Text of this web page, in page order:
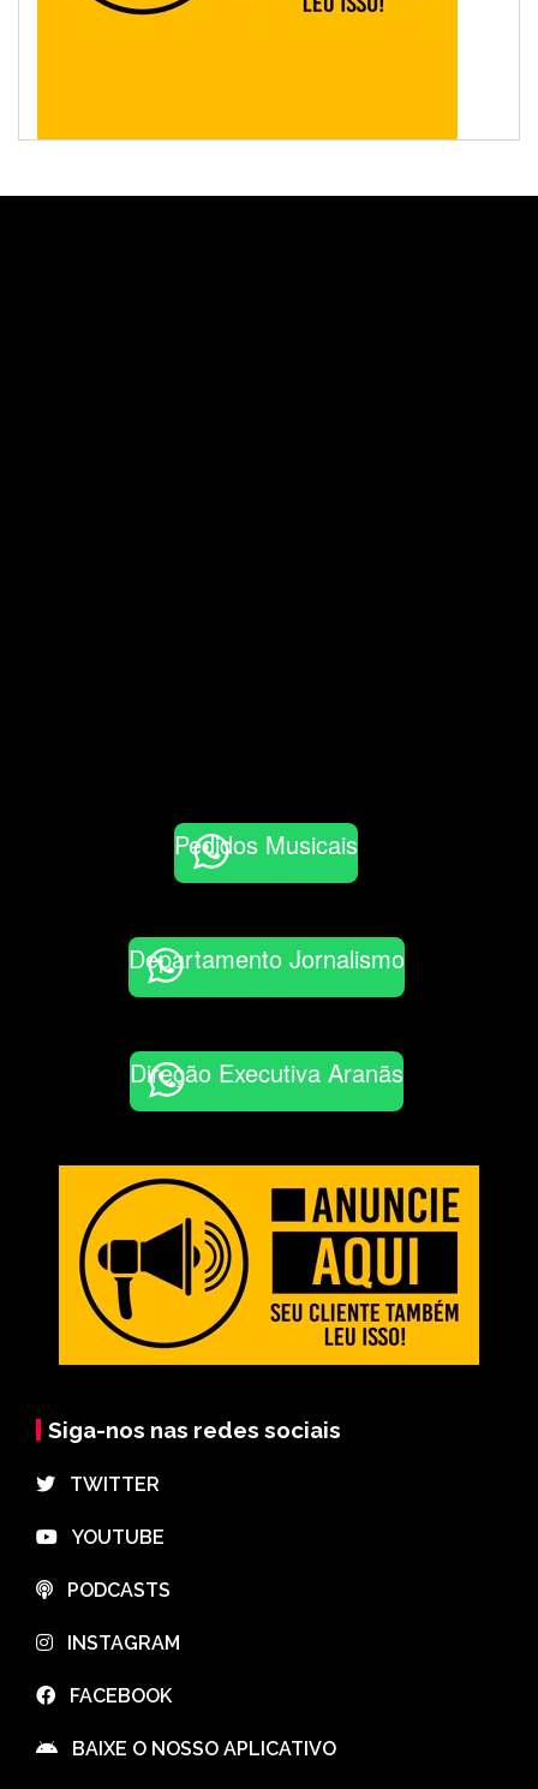
Pedidos Musicais
Departamento Jornalismo
Direção Executiva Aranãs
Siga-nos nas redes sociais
⠀TWITTER
⠀YOUTUBE
⠀PODCASTS
⠀INSTAGRAM
⠀FACEBOOK
⠀BAIXE O NOSSO APLICATIVO